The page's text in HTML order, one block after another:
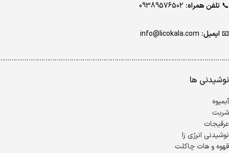
📞 تلفن همراه:
📧ایمیل:
نوشیدنی ها
آبمیوه
شربت
عرقیجات
نوشیدنی انرژی زا
قهوه و هات چاکلت